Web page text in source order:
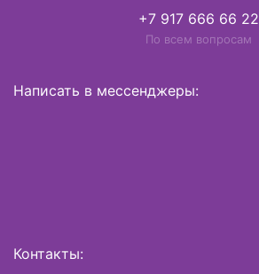
+7 917 666 66 22
По всем вопросам
Написать в мессенджеры:
Контакты: